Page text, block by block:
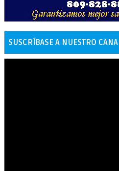
SUSCRÍBASE A NUESTRO